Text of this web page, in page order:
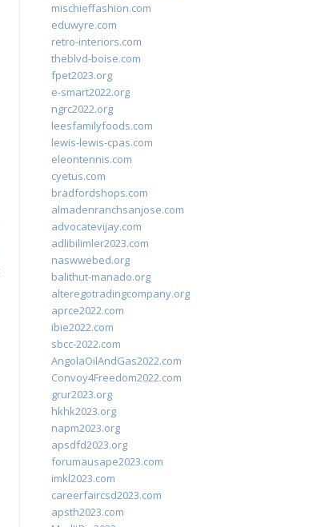
mischieffashion.com
eduwyre.com
retro-interiors.com
theblvd-boise.com
fpet2023.org
e-smart2022.org
ngrc2022.org
leesfamilyfoods.com
lewis-lewis-cpas.com
eleontennis.com
cyetus.com
bradfordshops.com
almadenranchsanjose.com
advocatevijay.com
adlibilimler2023.com
naswwebed.org
balithut-manado.org
alteregotradingcompany.org
aprce2022.com
ibie2022.com
sbcc-2022.com
AngolaOilAndGas2022.com
Convoy4Freedom2022.com
grur2023.org
hkhk2023.org
napm2023.org
apsdfd2023.org
forumausape2023.com
imkl2023.com
careerfaircsd2023.com
apsth2023.com